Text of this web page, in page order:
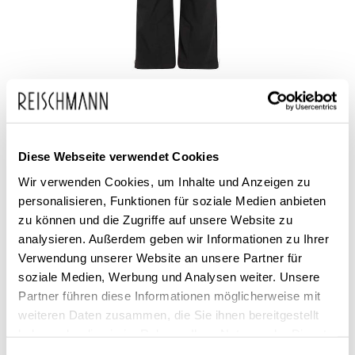
Diese Webseite verwendet Cookies
Wir verwenden Cookies, um Inhalte und Anzeigen zu
personalisieren, Funktionen für soziale Medien anbieten
zu können und die Zugriffe auf unsere Website zu
analysieren. Außerdem geben wir Informationen zu Ihrer
Verwendung unserer Website an unsere Partner für
soziale Medien, Werbung und Analysen weiter. Unsere
Partner führen diese Informationen möglicherweise mit
weiteren Daten zusammen, die Sie ihnen bereitgestellt
Zum
Anfang
der
Bildgalerie
springen
McKinley
119,99 €
99,99 €
Dieses Produkt ist exklusiv in unseren Filialen erhältlich. Prüfen Sie
mit einem Klick auf „Vor Ort verfügbar?", wo Ihre Größe vorrätig ist.